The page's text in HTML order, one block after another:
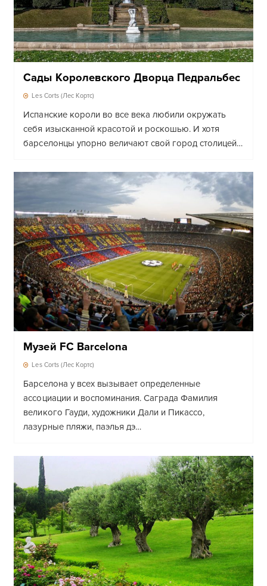
Сады Королевского Дворца Педральбес
Les Corts (Лес Кортс)
Испанские короли во все века любили окружать
себя изысканной красотой и роскошью. И хотя
барселонцы упорно величают свой город столицей…
Музей FC Barcelona
Les Corts (Лес Кортс)
Барселона у всех вызывает определенные
ассоциации и воспоминания. Саграда Фамилия
великого Гауди, художники Дали и Пикассо,
лазурные пляжи, паэлья дэ…